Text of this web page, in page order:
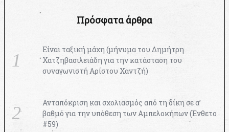
Πρόσφατα άρθρα
Είναι ταξική μάχη (μήνυμα του Δημήτρη
Χατζηβασιλειάδη για την κατάσταση του
συναγωνιστή Αρίστου Χαντζή)
Ανταπόκριση και σχολιασμός από τη δίκη σε α’
βαθμό για την υπόθεση των Αμπελοκήπων (Ένθετο
#59)